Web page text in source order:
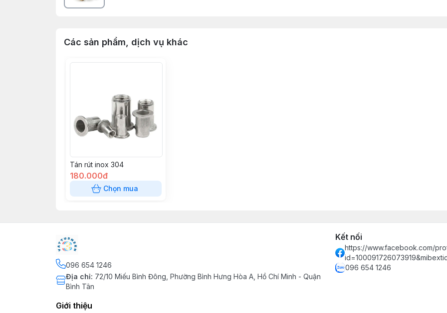
Các sản phẩm, dịch vụ khác
Tán rút inox 304
180.000đ
Chọn mua
096 654 1246
Địa chỉ: 72/10 Miếu Bình Đông, Phường Bình Hưng Hòa A, Hồ Chí Minh - Quận
Bình Tân
Kết nối
https://www.facebook.com/
096 654 1246
Giới thiệu